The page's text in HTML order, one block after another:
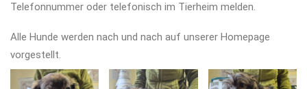
Telefonnummer oder telefonisch im Tierheim melden.
Alle Hunde werden nach und nach auf unserer Homepage
vorgestellt.